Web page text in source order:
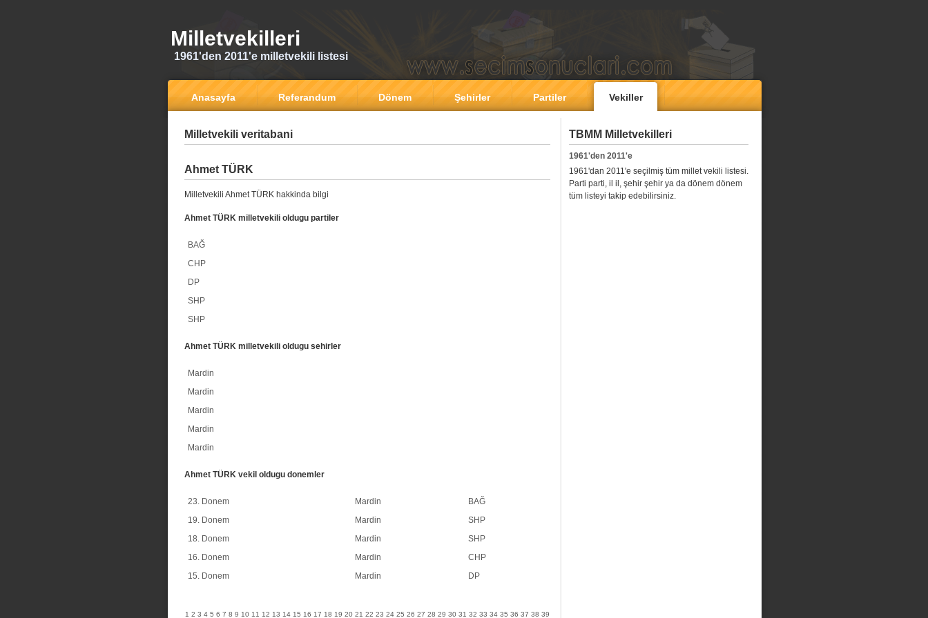
Milletvekilleri
1961'den 2011'e milletvekili listesi
Anasayfa Referandum Dönem Şehirler Partiler Vekiller
Milletvekili veritabani
Ahmet TÜRK
Milletvekili Ahmet TÜRK hakkinda bilgi
Ahmet TÜRK milletvekili oldugu partiler
BAĞ
CHP
DP
SHP
SHP
Ahmet TÜRK milletvekili oldugu sehirler
Mardin
Mardin
Mardin
Mardin
Mardin
Ahmet TÜRK vekil oldugu donemler
23. Donem Mardin
BAĞ
19. Donem
Mardin
SHP
18. Donem
Mardin
SHP
16. Donem
Mardin
CHP
15. Donem
Mardin DP
1 2 3 4 5 6 7 8 9 10 11 12 13 14 15 16 17 18 19 20 21 22 23 24 25 26 27 28 29 30 31 32 33 34 35 36 37 38 39
TBMM Milletvekilleri
1961'den 2011'e
1961'dan 2011'e seçilmiş tüm millet vekili listesi.
Parti parti, il il, şehir şehir ya da dönem dönem
tüm listeyi takip edebilirsiniz.